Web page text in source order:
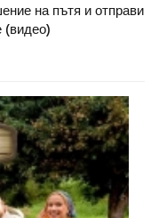
на пътя и отправи
(видео)